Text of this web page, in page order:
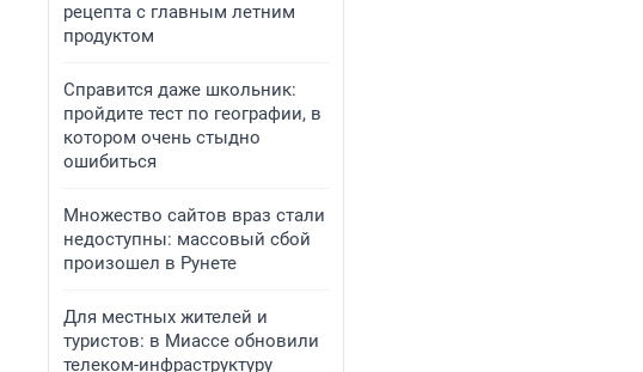
рецепта с главным летним
продуктом
Справится даже школьник:
пройдите тест по географии, в
котором очень стыдно
ошибиться
Множество сайтов враз стали
недоступны: массовый сбой
произошел в Рунете
Для местных жителей и
туристов: в Миассе обновили
телеком-инфраструктуру